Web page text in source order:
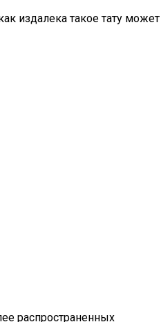
издалека такое тату может
распространенных